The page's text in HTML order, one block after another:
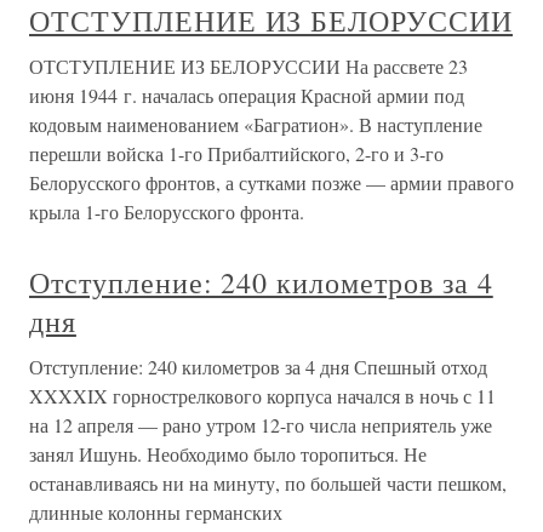
ОТСТУПЛЕНИЕ ИЗ БЕЛОРУССИИ
ОТСТУПЛЕНИЕ ИЗ БЕЛОРУССИИ На рассвете 23
июня 1944 г. началась операция Красной армии под
кодовым наименованием «Багратион». В наступление
перешли войска 1-го Прибалтийского, 2-го и 3-го
Белорусского фронтов, а сутками позже — армии правого
крыла 1-го Белорусского фронта.
Отступление: 240 километров за 4
дня
Отступление: 240 километров за 4 дня Спешный отход
XXXXIX горнострелкового корпуса начался в ночь с 11
на 12 апреля — рано утром 12-го числа неприятель уже
занял Ишунь. Необходимо было торопиться. Не
останавливаясь ни на минуту, по большей части пешком,
длинные колонны германских